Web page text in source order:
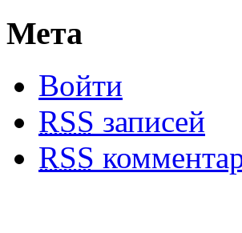
Мета
Войти
RSS записей
RSS